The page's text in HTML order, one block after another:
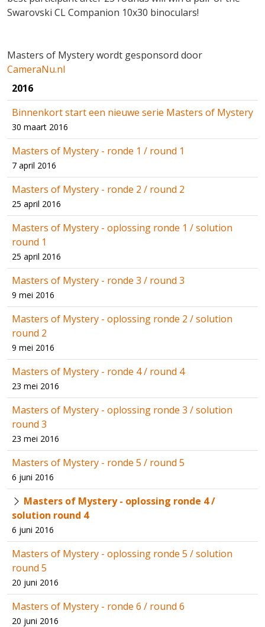
Swarovski CL Companion 10x30 binoculars!
Masters of Mystery wordt gesponsord door
CameraNu.nl
2016
Binnenkort start een nieuwe serie Masters of Mystery
30 maart 2016
Masters of Mystery - ronde 1 / round 1
7 april 2016
Masters of Mystery - ronde 2 / round 2
25 april 2016
Masters of Mystery - oplossing ronde 1 / solution
round 1
25 april 2016
Masters of Mystery - ronde 3 / round 3
9 mei 2016
Masters of Mystery - oplossing ronde 2 / solution
round 2
9 mei 2016
Masters of Mystery - ronde 4 / round 4
23 mei 2016
Masters of Mystery - oplossing ronde 3 / solution
round 3
23 mei 2016
Masters of Mystery - ronde 5 / round 5
6 juni 2016
Masters of Mystery - oplossing ronde 4 /
solution round 4
6 juni 2016
Masters of Mystery - oplossing ronde 5 / solution
round 5
20 juni 2016
Masters of Mystery - ronde 6 / round 6
20 juni 2016